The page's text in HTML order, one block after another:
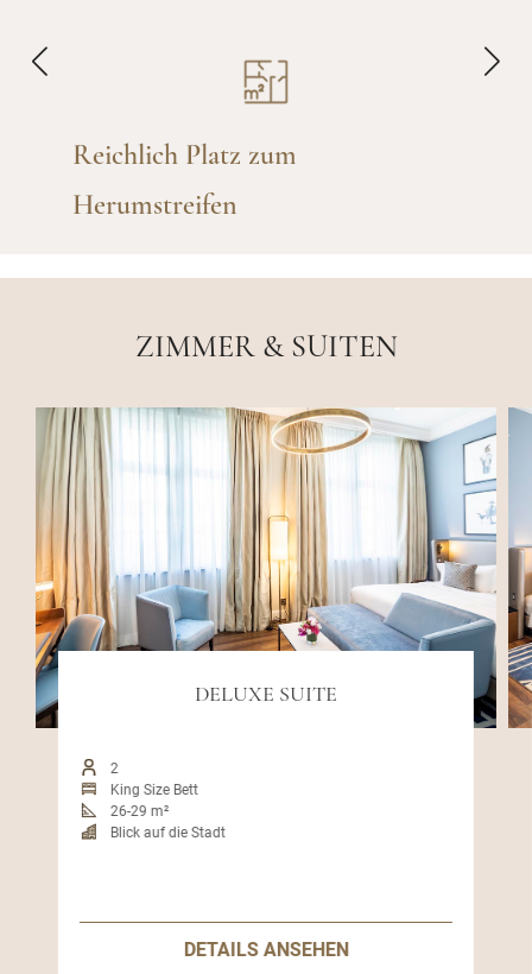
Haustiernäpfe zur Verfügung
gestellt
ZIMMER & SUITEN
DELUXE SUITE
2
King Size Bett
26-29 m²
Blick auf die Stadt
DETAILS ANSEHEN